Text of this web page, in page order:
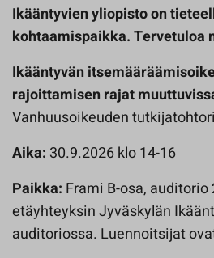
Ikääntyvien yliopisto on
kohtaamispaikka. Tervetuloa
Ikääntyvän
rajoittamisen rajat
Vanhuusoikeuden
Aika: 30.9.2026 klo 14-16
Paikka: Frami B-osa,
etäyhteyksin Jyväskylän
auditoriossa. Luennoitsijat